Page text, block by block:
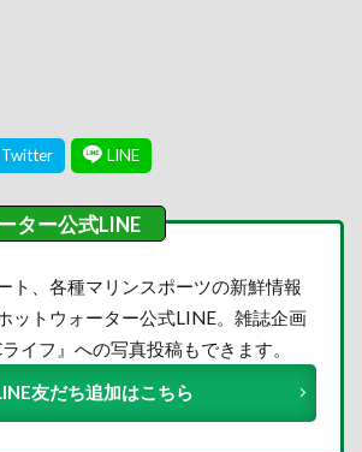
ト、各種マリンスポーツの新鮮情報
ットウォーター公式LINE。雑誌企画
イフ』への写真投稿もできます。
友だち追加はこちら